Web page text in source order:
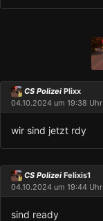
CS Polizei Plixx
04.10.2024 um 19:38 Uhr
wir sind jetzt rdy
CS Polizei Felixis1
04.10.2024 um 19:44 Uhr
sind ready